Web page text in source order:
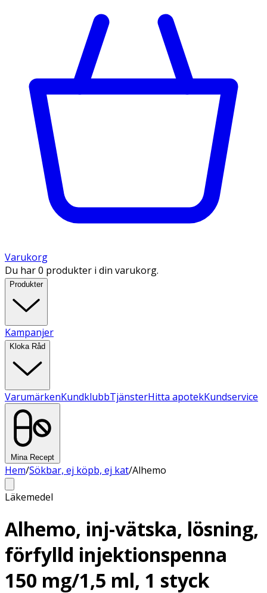
Varukorg
Du har 0 produkter i din varukorg.
Produkter
Kampanjer
Kloka Råd
VarumärkenKundklubbTjänsterHitta apotekKundservice
Mina Recept
Hem/Sökbar, ej köpb, ej kat/Alhemo
Läkemedel
Alhemo, inj-vätska, lösning,
förfylld injektionspenna
150 mg/1,5 ml, 1 styck